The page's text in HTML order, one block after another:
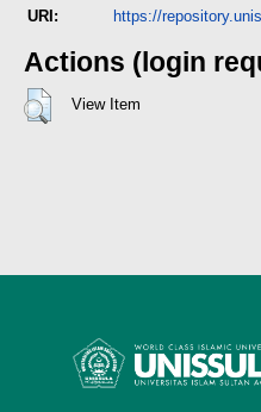
URI: https://
Actions (login
View Item